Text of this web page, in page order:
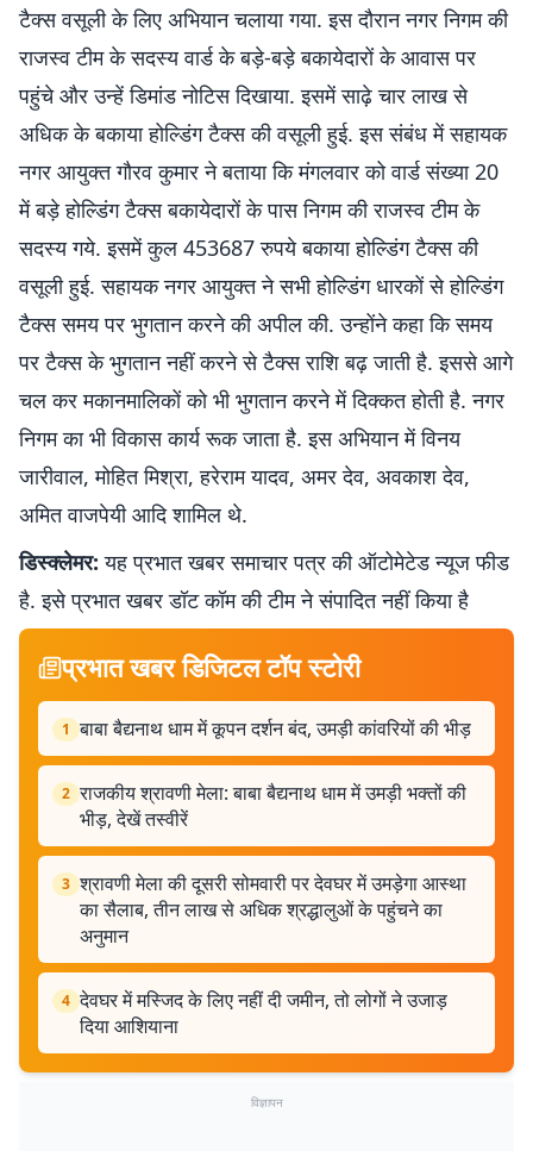
टैक्स वसूली के लिए अभियान चलाया गया. इस दौरान नगर निगम की
राजस्व टीम के सदस्य वार्ड के बड़े-बड़े बकायेदारों के आवास पर
पहुंचे और उन्हें डिमांड नोटिस दिखाया. इसमें साढ़े चार लाख से
अधिक के बकाया होल्डिंग टैक्स की वसूली हुई. इस संबंध में सहायक
नगर आयुक्त गौरव कुमार ने बताया कि मंगलवार को वार्ड संख्या 20
में बड़े होल्डिंग टैक्स बकायेदारों के पास निगम की राजस्व टीम के
सदस्य गये. इसमें कुल 453687 रुपये बकाया होल्डिंग टैक्स की
वसूली हुई. सहायक नगर आयुक्त ने सभी होल्डिंग धारकों से होल्डिंग
टैक्स समय पर भुगतान करने की अपील की. उन्होंने कहा कि समय
पर टैक्स के भुगतान नहीं करने से टैक्स राशि बढ़ जाती है. इससे आगे
चल कर मकानमालिकों को भी भुगतान करने में दिक्कत होती है. नगर
निगम का भी विकास कार्य रूक जाता है. इस अभियान में विनय
जारीवाल, मोहित मिश्रा, हरेराम यादव, अमर देव, अवकाश देव,
अमित वाजपेयी आदि शामिल थे.
डिस्क्लेमर: यह प्रभात खबर समाचार पत्र की ऑटोमेटेड न्यूज फीड
है. इसे प्रभात खबर डॉट कॉम की टीम ने संपादित नहीं किया है
प्रभात खबर डिजिटल टॉप स्टोरी
1 बाबा बैद्यनाथ धाम में कूपन दर्शन बंद, उमड़ी कांवरियों की भीड़
2 राजकीय श्रावणी मेला: बाबा बैद्यनाथ धाम में उमड़ी भक्तों की
भीड़, देखें तस्वीरें
3 श्रावणी मेला की दूसरी सोमवारी पर देवघर में उमड़ेगा आस्था
का सैलाब, तीन लाख से अधिक श्रद्धालुओं के पहुंचने का
अनुमान
4 देवघर में मस्जिद के लिए नहीं दी जमीन, तो लोगों ने उजाड़
दिया आशियाना
विज्ञापन